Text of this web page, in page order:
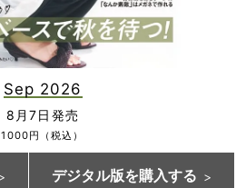
Sep 2026
8月7日発売
1000円（税込）
デジタル版を購入する